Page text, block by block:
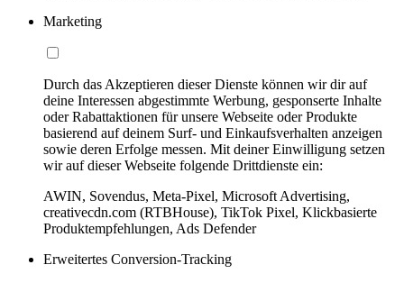
Marketing
Durch das Akzeptieren dieser Dienste können wir dir auf
deine Interessen abgestimmte Werbung, gesponserte Inhalte
oder Rabattaktionen für unsere Webseite oder Produkte
basierend auf deinem Surf- und Einkaufsverhalten anzeigen
sowie deren Erfolge messen. Mit deiner Einwilligung setzen
wir auf dieser Webseite folgende Drittdienste ein:
AWIN, Sovendus, Meta-Pixel, Microsoft Advertising,
creativecdn.com (RTBHouse), TikTok Pixel, Klickbasierte
Produktempfehlungen, Ads Defender
Erweitertes Conversion-Tracking